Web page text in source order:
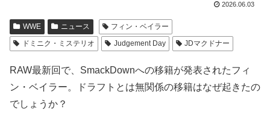
2026.06.03
WWE ニュース
フィン・ベイラー
ドミニク・ミステリオ
Judgement Day JDマクドナー
RAW最新回で、SmackDownへの移籍が発表されたフィ
ン・ベイラー。ドラフトとは無関係の移籍はなぜ起きたの
でしょうか？